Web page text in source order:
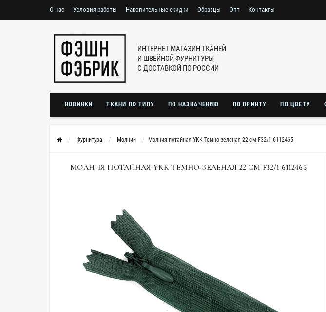
О нас Условия работы Накопительные скидки Образцы Опт Контакты
ИНТЕРНЕТ МАГАЗИН ТКАНЕЙ
И ШВЕЙНОЙ ФУРНИТУРЫ
С ДОСТАВКОЙ ПО РОССИИ
НОВИНКИ ТКАНИ ПО ТИПУ ПО НАЗНАЧЕНИЮ ПО ПРИНТУ ПО ЦВЕТУ
Фурнитура Молнии Молния потайная YKK Темно-зеленая 22 см F32/1 6112465
МОЛНИЯ ПОТАЙНАЯ YKK ТЕМНО-ЗЕЛЕНАЯ 22 СМ F32/1 6112465